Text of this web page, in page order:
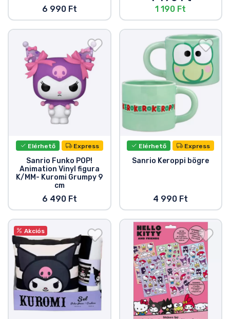
6 990 Ft 1 190 Ft
Elérhető Express
Sanrio Funko POP!
Animation Vinyl figura
K/MM- Kuromi Grumpy 9
cm
6 490 Ft
Elérhető Express
Sanrio Keroppi bögre
4 990 Ft
Akciós